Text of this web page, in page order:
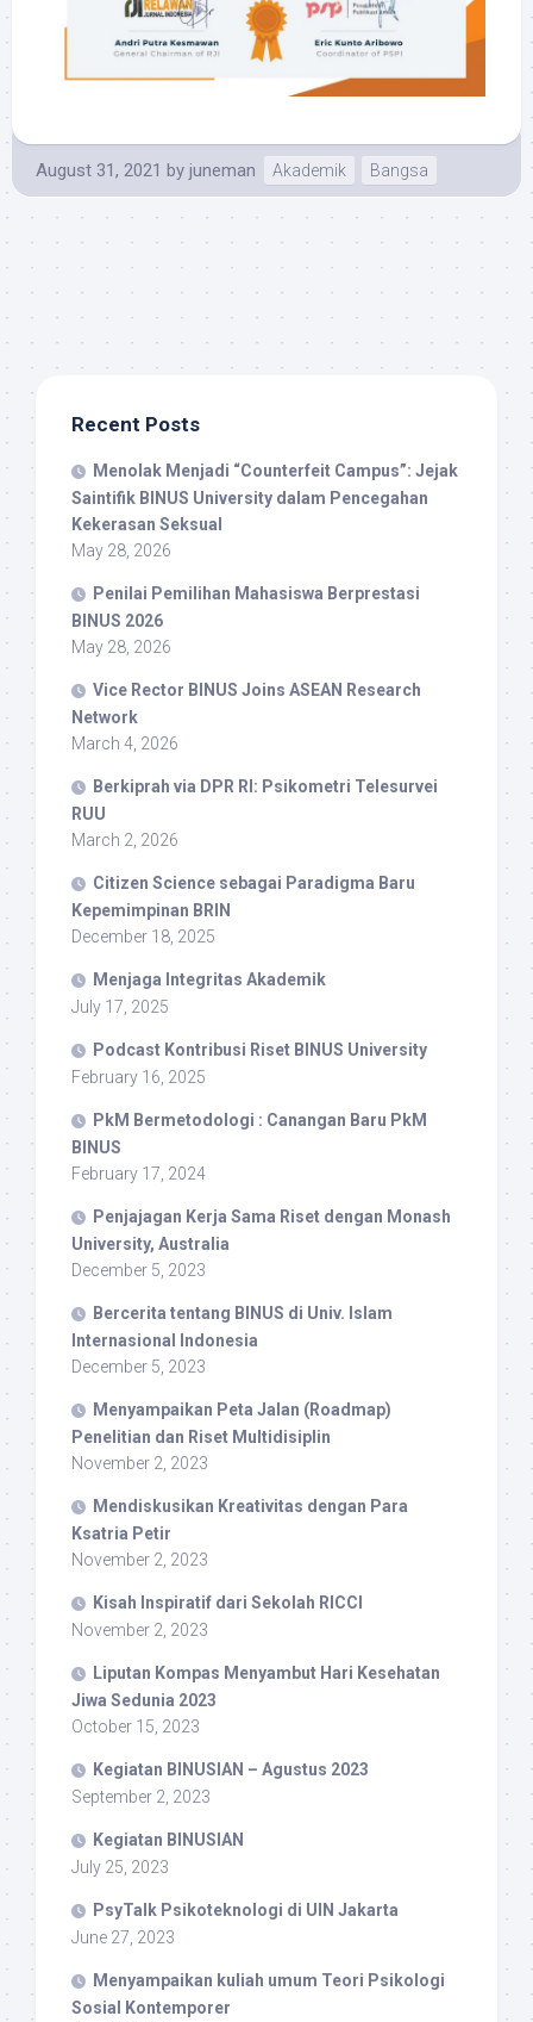
August 31, 2021 by juneman Akademik Bangsa
Recent Posts
Menolak Menjadi “Counterfeit Campus”: Jejak
Saintifik BINUS University dalam Pencegahan
Kekerasan Seksual
May 28, 2026
Penilai Pemilihan Mahasiswa Berprestasi
BINUS 2026
May 28, 2026
Vice Rector BINUS Joins ASEAN Research
Network
March 4, 2026
Berkiprah via DPR RI: Psikometri Telesurvei
RUU
March 2, 2026
Citizen Science sebagai Paradigma Baru
Kepemimpinan BRIN
December 18, 2025
Menjaga Integritas Akademik
July 17, 2025
Podcast Kontribusi Riset BINUS University
February 16, 2025
PkM Bermetodologi : Canangan Baru PkM
BINUS
February 17, 2024
Penjajagan Kerja Sama Riset dengan Monash
University, Australia
December 5, 2023
Bercerita tentang BINUS di Univ. Islam
Internasional Indonesia
December 5, 2023
Menyampaikan Peta Jalan (Roadmap)
Penelitian dan Riset Multidisiplin
November 2, 2023
Mendiskusikan Kreativitas dengan Para
Ksatria Petir
November 2, 2023
Kisah Inspiratif dari Sekolah RICCI
November 2, 2023
Liputan Kompas Menyambut Hari Kesehatan
Jiwa Sedunia 2023
October 15, 2023
Kegiatan BINUSIAN – Agustus 2023
September 2, 2023
Kegiatan BINUSIAN
July 25, 2023
PsyTalk Psikoteknologi di UIN Jakarta
June 27, 2023
Menyampaikan kuliah umum Teori Psikologi
Sosial Kontemporer